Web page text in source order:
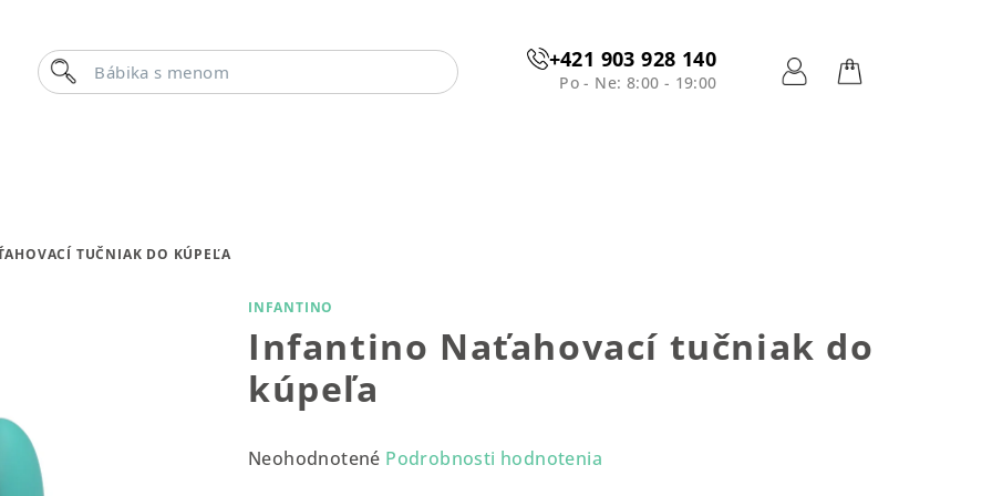
Bábika s menom
Hľadať +421 903 928 140
Po - Ne: 8:00 - 19:00
TUČNIAK DO KÚPEĽA
INFANTINO
Infantino Naťahovací tučniak do
kúpeľa
Priemerné
Neohodnotené Podrobnosti hodnotenia